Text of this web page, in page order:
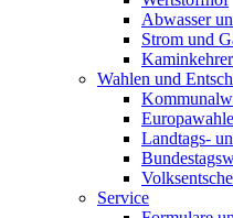
Abwasser
Strom und
Kaminkehrer
Wahlen und
Landtags-
Service